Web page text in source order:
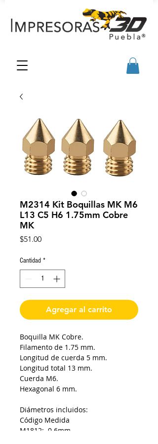
M2314 Kit Boquillas MK M6
L13 C5 H6 1.75mm Cobre
MK
$51.00Precio
Cantidad *
Agregar al carrito
Boquilla MK Cobre.
Filamento de 1.75 mm.
Longitud de cuerda 5 mm.
Longitud total 13 mm.
Cuerda M6.
Hexagonal 6 mm.
Diámetros incluidos:
Código Medida
M1812: 0.6mm